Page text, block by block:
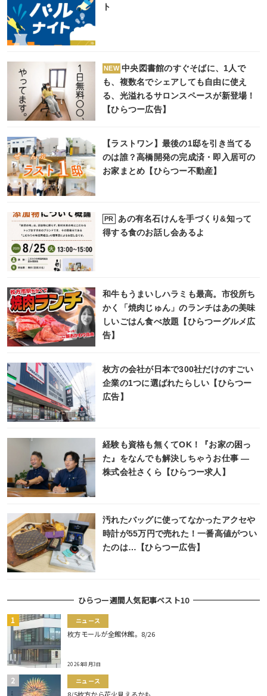
ト
NEW 中央図書館のすぐそばに、1人で
も、複数名でシェアしても自由に使え
る、光溢れるサロンスペースが新登場！
【ひらつー広告】
【ラストワン】最後の1邸を引き当てる
のは誰？高橋開発の完成済・即入居可の
お家まとめ【ひらつー不動産】
PR
あの有名石けんを手づくり&知って
得する食のお話し会あるよ
和牛もうまいしハラミも最高。市役所ち
かく「焼肉じゅん」のランチはあの美味
しいごはん食べ放題【ひらつーグルメ広
告】
枚方の会社が日本で300社だけのすごい
企業の1つに選ばれたらしい【ひらつー
広告】
経験も資格も無くてOK！『お家の困っ
た』をなんでも解決しちゃうお仕事 ―
株式会社さくら【ひらつー求人】
汚れたバッグに使ってなかったアクセや
時計が55万円で売れた！一番高値がつい
たのは…【ひらつー広告】
ひらつー週間人気記事ベスト10
ニュース
枚方モールが全館休館。8/26
2026年8月3日
ニュース